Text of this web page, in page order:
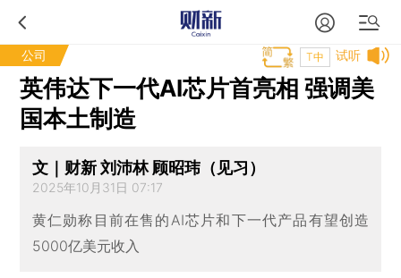
公司 试听
T中
英伟达下一代AI芯片首亮相 强调美
国本土制造
文｜财新 刘沛林 顾昭玮（见习）
2025年10月31日 07:17
黄仁勋称目前在售的AI芯片和下一代产品有望创造
5000亿美元收入